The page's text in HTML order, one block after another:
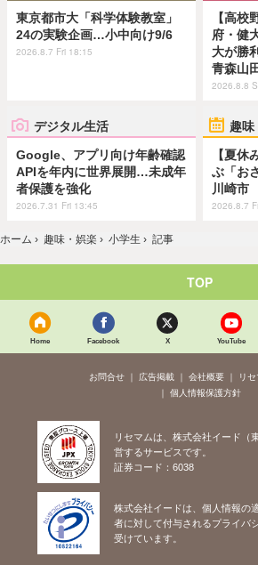
東京都市大「科学体験教室」
24の実験企画…小中向け9/6
2026.8.7 Fri 18:15
【高校
府・健
大が勝
青森山
2026.8.8
デジタル生活
Google、アプリ向け年齢確認
APIを年内に世界展開…未成年
者保護を強化
2026.7.31 Fri 13:45
趣味
【夏休
ぶ「お
川崎市
2026.8.7
ホーム › 趣味・娯楽 › 小学生 › 記事
TOP
Home Facebook X YouTube
お問合せ 広告掲載 会社概要
リ
個人情報保護方針
リセマムは、株式会社イード（
営するサービスです。
証券コード：6038
株式会社イードは、個人情報の
者に対して付与されるプライバ
受けています。